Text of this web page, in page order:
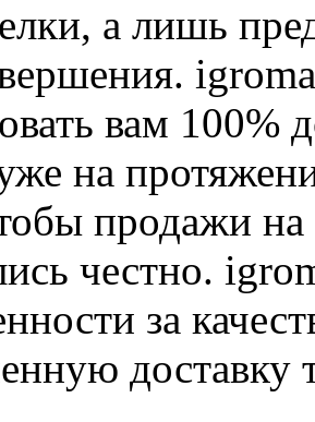
а лишь
вам 100%
на
продажи
честно.
за
доставку